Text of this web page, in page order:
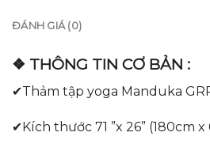
ĐÁNH GIÁ (0)
❖ THÔNG TIN CƠ BẢN :
✔Thảm tập yoga Manduka
✔Kích thước 71 ”x 26” (180cm x